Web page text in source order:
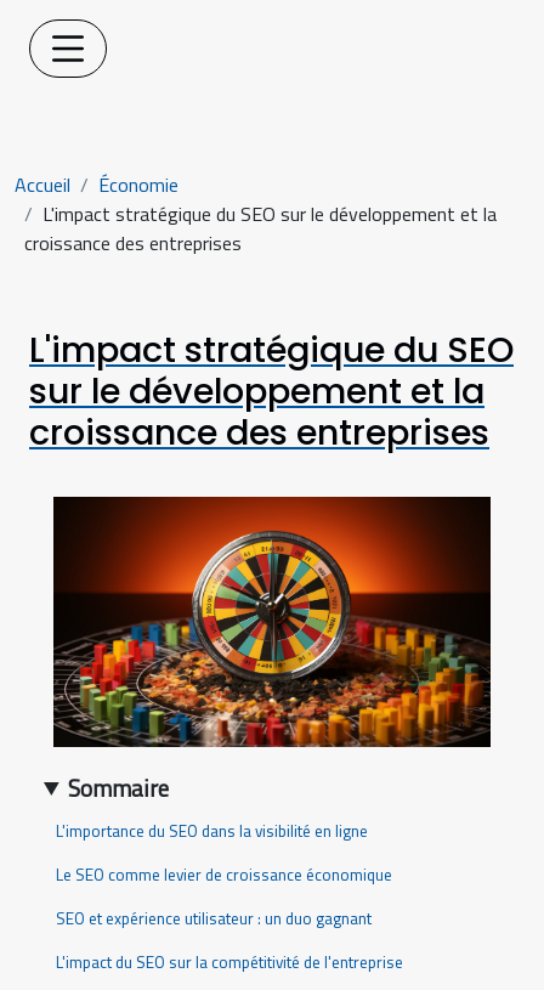
Accueil
Économie
L'impact stratégique du SEO sur le développement et la
croissance des entreprises
L'impact stratégique du SEO
sur le développement et la
croissance des entreprises
Sommaire
L'importance du SEO dans la visibilité en ligne
Le SEO comme levier de croissance économique
SEO et expérience utilisateur : un duo gagnant
L'impact du SEO sur la compétitivité de l'entreprise